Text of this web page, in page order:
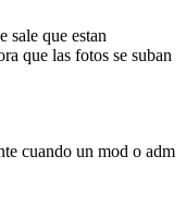
sale que estan
que las fotos se suban
cuando un mod o adm